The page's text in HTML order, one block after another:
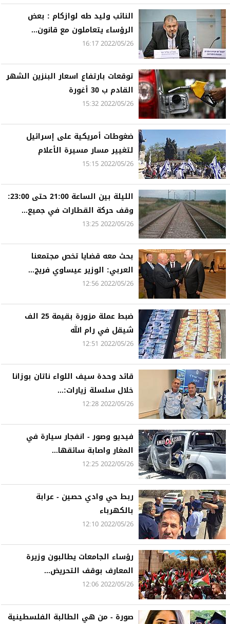
النائب وليد طه لوازكام : بعض
الرؤساء يتعاملون مع قانون...
2022/05/26 16:17
توقعات بارتفاع اسعار البنزين الشهر
القادم ب 30 أغورة
2022/05/26 15:32
ضغوطات أمريكية على إسرائيل
لتغيير مسار مسيرة الأعلام
2022/05/26 15:15
الليلة بين الساعة 21:00 حتى 23:00:
وقف حركة القطارات في جميع...
2022/05/26 13:25
بحث معه قضايا تخص مجتمعنا
العربي: الوزير عيساوي فريج...
2022/05/26 12:56
ضبط عملة مزورة بقيمة 25 الف
شيقل في رام الله
2022/05/26 12:51
قائد وحدة سيف اللواء ناتان بوزانا
خلال سلسلة زيارات:...
2022/05/26 12:28
فيديو وصور - انفجار سيارة في
المغار واصابة سائقها...
2022/05/26 12:25
ربط حي وادي حصين - عرابة
بالكهرباء
2022/05/26 12:10
رؤساء الجامعات يطالبون وزيرة
المعارف بوقف التحريض...
2022/05/26 12:06
صورة - من هي الطالبة الفلسطينية